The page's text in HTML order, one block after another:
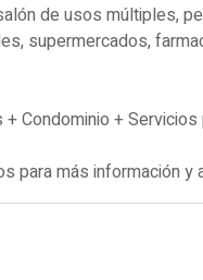
de usos múltiples,
supermercados,
Condominio +
para más información y